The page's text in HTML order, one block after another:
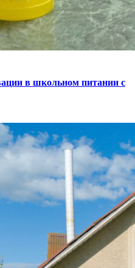
в школьном питании с